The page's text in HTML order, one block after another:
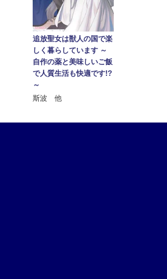
追放聖女は獣人の国で楽
しく暮らしています ～
自作の薬と美味しいご飯
で人質生活も快適です!?
～
斯波 他